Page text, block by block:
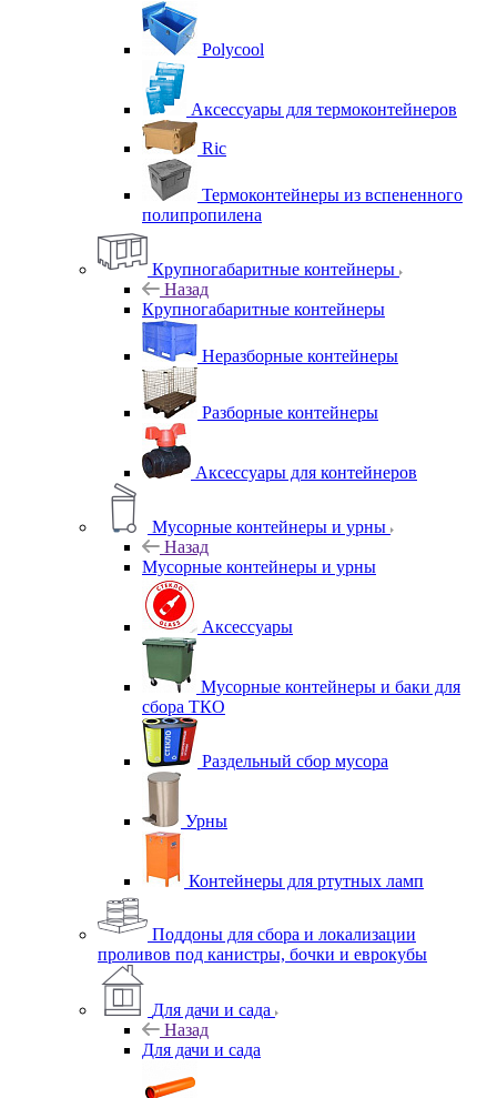
Polycool
Аксессуары для термоконтейнеров
Ric
Термоконтейнеры из вспененного
полипропилена
Крупногабаритные контейнеры
Назад
Крупногабаритные контейнеры
Неразборные контейнеры
Разборные контейнеры
Аксессуары для контейнеров
Мусорные контейнеры и урны
Назад
Мусорные контейнеры и урны
Аксессуары
Мусорные контейнеры и баки для
сбора ТКО
Раздельный сбор мусора
Урны
Контейнеры для ртутных ламп
Поддоны для сбора и локализации
проливов под канистры, бочки и еврокубы
Для дачи и сада
Назад
Для дачи и сада